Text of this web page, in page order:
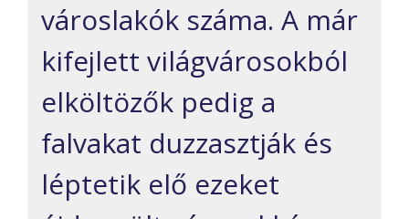
városlakók száma. A már
kifejlett világvárosokból
elköltözők pedig a
falvakat duzzasztják és
léptetik elő ezeket